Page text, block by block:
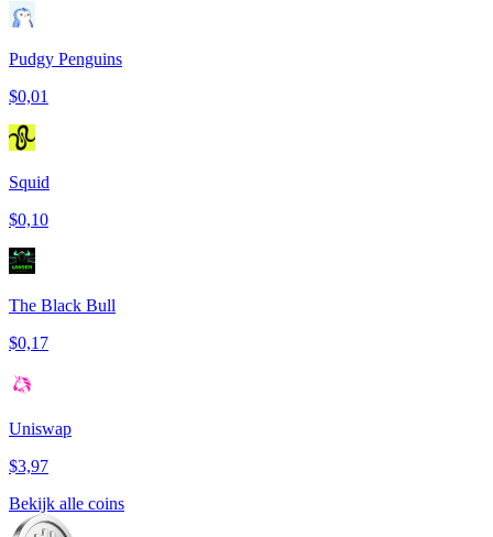
Pudgy Penguins
$0,01
Squid
$0,10
The Black Bull
$0,17
Uniswap
$3,97
Bekijk alle coins